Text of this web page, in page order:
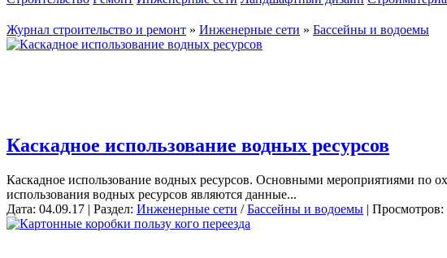
Журнал строительство и ремонт » Инженерные сети » Бассейны и водоемы
Каскадное использование водных ресурсов
Каскадное использование водных ресурсов. Основными мероприятиями по
использования водных ресурсов являются данные...
Дата: 04.09.17 | Раздел: Инженерные сети /Бассейны и водоемы |